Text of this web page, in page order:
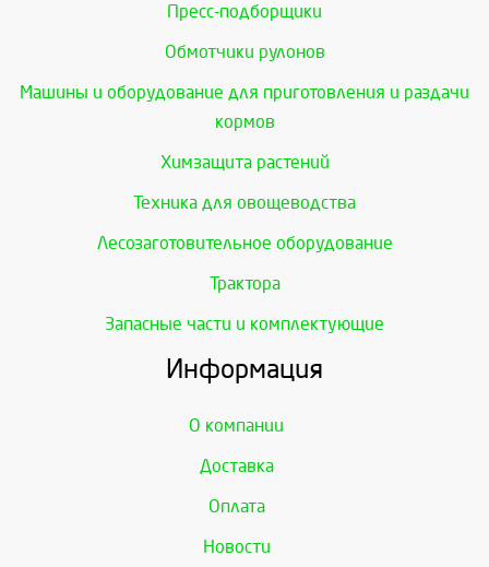
Пресс-подборщики
Обмотчики рулонов
Машины и оборудование для приготовления и раздачи
кормов
Химзащита растений
Техника для овощеводства
Лесозаготовительное оборудование
Трактора
Запасные части и комплектующие
Информация
О компании
Доставка
Оплата
Новости